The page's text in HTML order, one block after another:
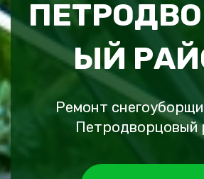
ЫЙ
Ремонт
Петродворцовый